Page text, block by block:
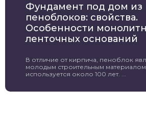
Фундамент под дом из
пеноблоков: свойства.
Особенности
ленточных оснований
В отличие от кирпича, пеноблок
молодым строительным
используется около 100 лет. ...